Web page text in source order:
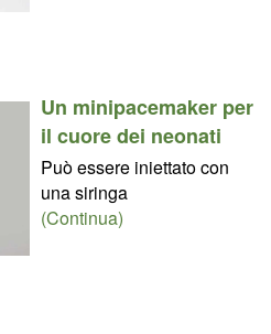
Un minipacemaker per
il cuore dei neonati
Può essere iniettato con
una siringa
(Continua)